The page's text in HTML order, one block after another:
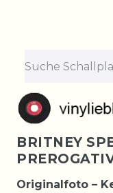
BRITNEY
Originalfoto –